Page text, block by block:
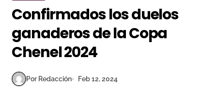
Confirmados los duelos
ganaderos de la Copa
Chenel 2024
Por Redacción Feb 12, 2024